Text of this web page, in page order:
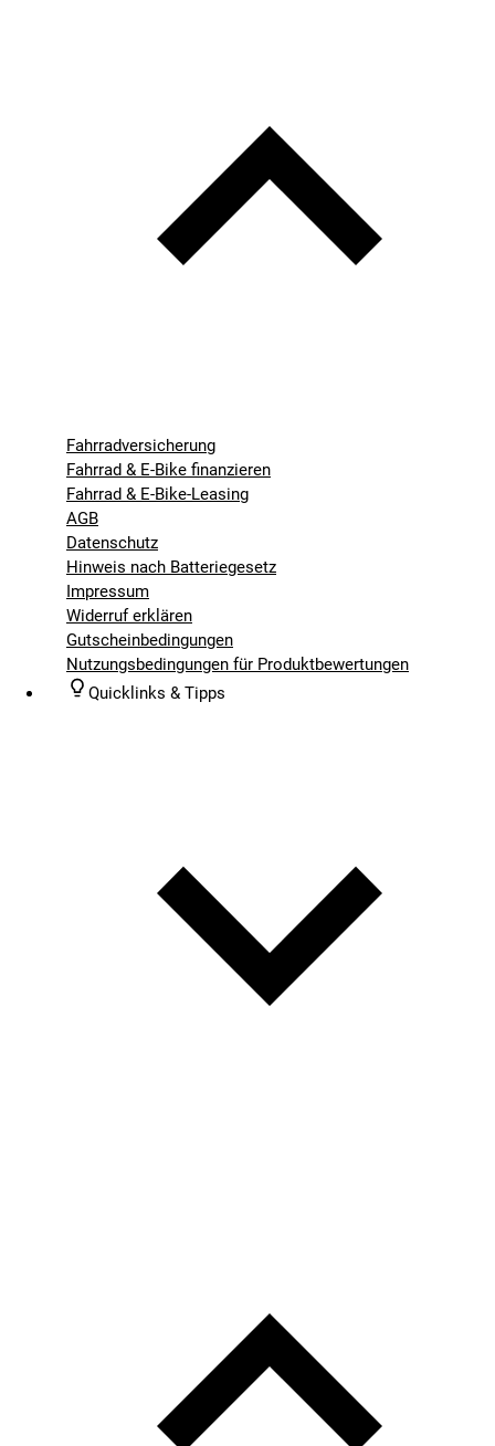
Fahrradversicherung
Fahrrad & E-Bike finanzieren
Fahrrad & E-Bike-Leasing
AGB
Datenschutz
Hinweis nach Batteriegesetz
Impressum
Widerruf erklären
Gutscheinbedingungen
Nutzungsbedingungen für Produktbewertungen
Quicklinks & Tipps